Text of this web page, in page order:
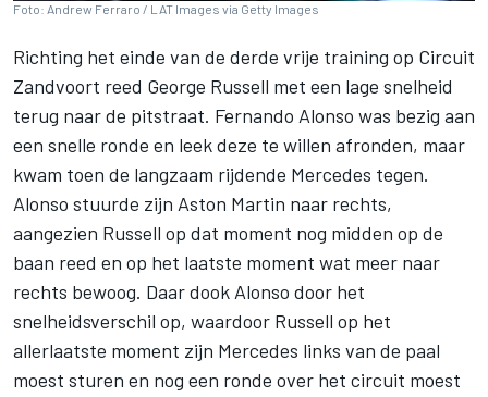
Foto: Andrew Ferraro / LAT Images via Getty Images
Richting het einde van de derde vrije training op Circuit
Zandvoort reed George Russell met een lage snelheid
terug naar de pitstraat. Fernando Alonso was bezig aan
een snelle ronde en leek deze te willen afronden, maar
kwam toen de langzaam rijdende Mercedes tegen.
Alonso stuurde zijn Aston Martin naar rechts,
aangezien Russell op dat moment nog midden op de
baan reed en op het laatste moment wat meer naar
rechts bewoog. Daar dook Alonso door het
snelheidsverschil op, waardoor Russell op het
allerlaatste moment zijn Mercedes links van de paal
moest sturen en nog een ronde over het circuit moest